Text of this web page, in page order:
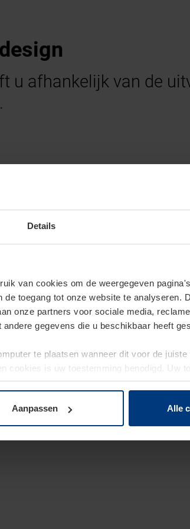
Details
van cookies om de weergegeven
toegang tot onze website te analyseren.
onze partners voor sociale media,
gegevens die u beschikbaar heeft
te plaatsen wanneer dit voor de
cookies is uw toestemming benodigd. Uw
op onze website wijzigen of
Aanpassen Alle
afhankelijk van de
Hörmann Belgium NV/SA